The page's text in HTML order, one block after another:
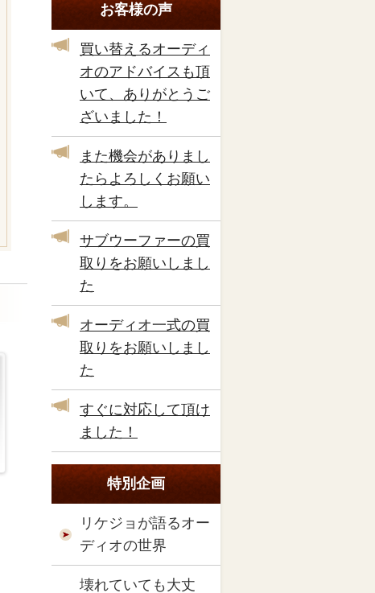
お客様の声
買い替えるオーディ
オのアドバイスも頂
いて、ありがとうご
ざいました！
また機会がありまし
たらよろしくお願い
します。
サブウーファーの買
取りをお願いしまし
た
オーディオ一式の買
取りをお願いしまし
た
すぐに対応して頂け
ました！
特別企画
リケジョが語るオー
ディオの世界
壊れていても大丈